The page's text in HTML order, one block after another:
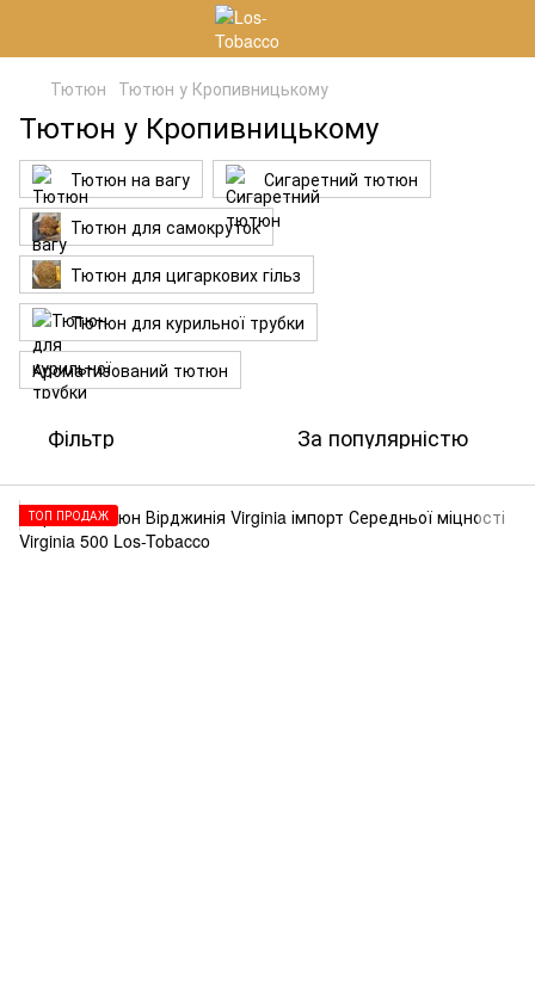
Тютюн Тютюн у Кропивницькому
Тютюн у Кропивницькому
Тютюн на вагу
Сигаретний тютюн
Тютюн для самокруток
Тютюн для цигаркових гільз
Тютюн для курильної трубки
Ароматизований тютюн
Фільтр За популярністю
ТОП ПРОДАЖ